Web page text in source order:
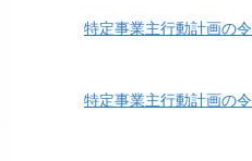
特定事業主行動計画の
特定事業主行動計画の